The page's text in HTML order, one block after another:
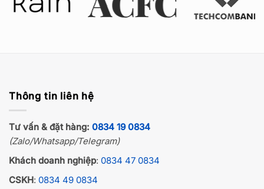
Thông tin liên hệ
Tư vấn & đặt hàng: 0834 19 0834
(Zalo/Whatsapp/Telegram)
Khách doanh nghiệp: 0834 47 0834
CSKH: 0834 49 0834